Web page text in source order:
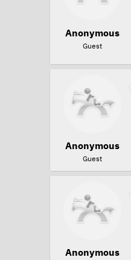
а
Anonymous
Guest
Anonymous
Guest
Anonymous